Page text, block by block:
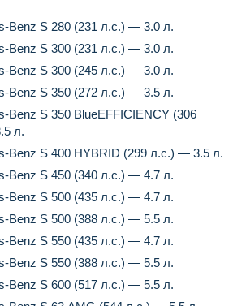
Benz S 280 (231 л.с.) — 3.0 л.
Benz S 300 (231 л.с.) — 3.0 л.
Benz S 300 (245 л.с.) — 3.0 л.
Benz S 350 (272 л.с.) — 3.5 л.
Benz S 350 BlueEFFICIENCY (306
л.
Benz S 400 HYBRID (299 л.с.) — 3.5 л.
Benz S 450 (340 л.с.) — 4.7 л.
Benz S 500 (435 л.с.) — 4.7 л.
Benz S 500 (388 л.с.) — 5.5 л.
Benz S 550 (435 л.с.) — 4.7 л.
Benz S 550 (388 л.с.) — 5.5 л.
Benz S 600 (517 л.с.) — 5.5 л.